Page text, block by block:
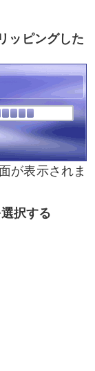
ッピングした
が表示されま
択する